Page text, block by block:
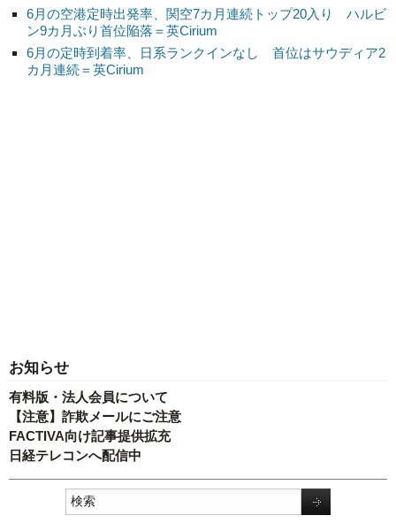
6月の空港定時出発率、関空7カ月連続トップ20入り ハルビ
ン9カ月ぶり首位陥落＝英Cirium
6月の定時到着率、日系ランクインなし 首位はサウディア2
カ月連続＝英Cirium
お知らせ
有料版・法人会員について
【注意】詐欺メールにご注意
FACTIVA向け記事提供拡充
日経テレコンへ配信中